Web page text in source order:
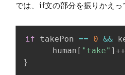
では、if文の部分を振りかえっ
if takePon == 0 &&
      human
[ "take" ]
}